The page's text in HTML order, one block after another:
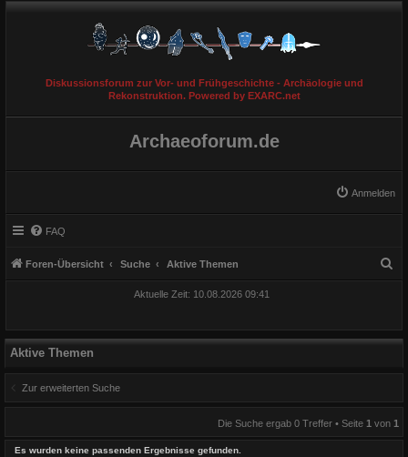
Diskussionsforum zur Vor- und Frühgeschichte - Archäologie und
Rekonstruktion. Powered by EXARC.net
Archaeoforum.de
Anmelden
FAQ
Foren-Übersicht Suche Aktive Themen
Aktuelle Zeit: 10.08.2026 09:41
Aktive Themen
Zur erweiterten Suche
Die Suche ergab 0 Treffer • Seite 1 von 1
Es wurden keine passenden Ergebnisse gefunden.